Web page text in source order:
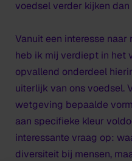
voedsel verder kijken
Vanuit een interesse
heb ik mij verdiept in het
opvallend onderdeel
uiterlijk van ons voedsel.
wetgeving bepaalde
aan specifieke kleur
interessante vraag op:
diversiteit bij mensen,